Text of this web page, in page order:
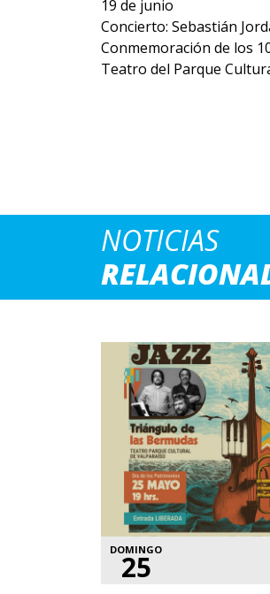
19 de junio
Concierto: Sebastián
Conmemoración de los
Teatro del Parque
NOTICIAS
DOMINGO
25